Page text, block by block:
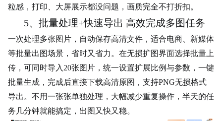
粒感，打印、大屏展示都没问题，画质完全不打折扣。
5、批量处理+快速导出 高效完成多图任务
一次处理多张图片，自动保存高清文件，适合电商、新媒体
等批量出图场景，省时又省力。在无损扩图界面选择批量上
传，可同时导入20张图片，统一设置扩展比例与参数，一键
批量生成，完成后直接下载高清原图，支持PNG无损格式
导出。不用一张张单独处理，大幅减少重复操作，半天的任
务几分钟就能搞定，出图又快又稳。